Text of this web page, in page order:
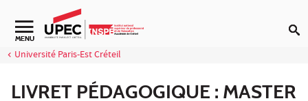
Aller au contenu
Navigation secondaire
MENU
Université Paris-Est Créteil
LIVRET PÉDAGOGIQUE : MASTER